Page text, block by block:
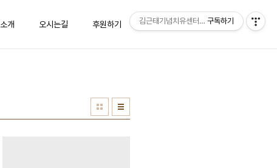
소개 오시는길 후원하기 상담신청 방명록
김근태기념치유센터 "숨"구독하기